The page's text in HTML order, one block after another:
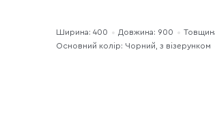
Ширина: 400 Довжина: 900
Основний колір: Чорний, з візерунком